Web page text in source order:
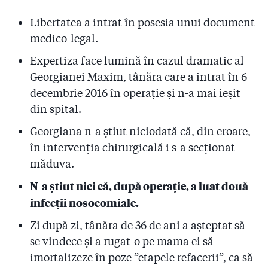
de la ”Colectiv”?
Coloneii care-i conduc pe pompieri refuză să facă
public Raportul de control al sponsorizărilor! Reacția
premierului Cioloș
#COLECTIV: Șefii IGSU își bat joc de cetățeni și de
promisiunea de transparență a premierului Cioloș
2.14
Ați mințit! Pompierii știau de clubul Colectiv cu cinci
săptămîni înainte de incendiu! Pus în fața unui fax al
Gazetei, Arafat a ordonat azi noapte o anchetă la ISU
2.15
”Dacă voia, oricine putea șterge Colectiv din softul
ISU!” Cine va plăti 50 de milioane de euro
despăgubiri?
7 mărturii favorabile lui Raed Arafat. Dar ce s-a
întîmplat la ISU?!
Libertatea a intrat în posesia unui document
medico-legal.
Expertiza face lumină în cazul dramatic al
Georgianei Maxim, tânăra care a intrat în 6
decembrie 2016 în operație și n-a mai ieșit
din spital.
Georgiana n-a știut niciodată că, din eroare,
în intervenția chirurgicală i s-a secționat
măduva.
N-a știut nici că, după operație, a luat două
infecții nosocomiale.
Zi după zi, tânăra de 36 de ani a așteptat să
se vindece și a rugat-o pe mama ei să
imortalizeze în poze ”etapele refacerii”, ca să